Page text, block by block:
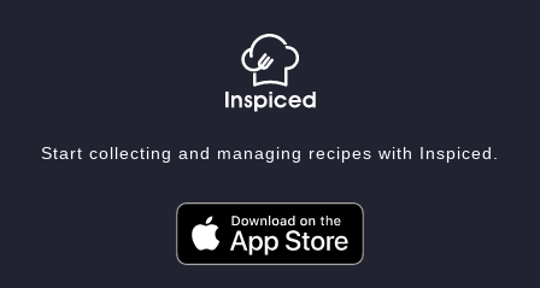
Start collecting and managing recipes with Inspiced.